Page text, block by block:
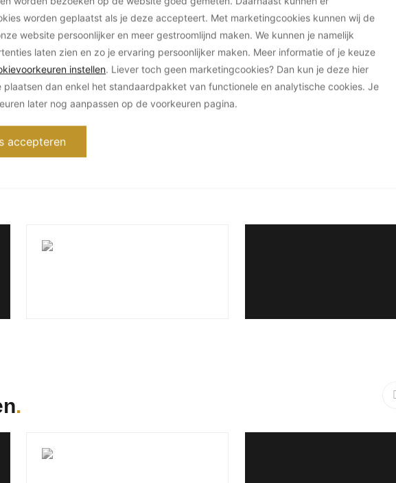
worden geplaatst als je deze accepteert. Met marketingcookies kunnen wij de
website persoonlijker en meer gestroomlijnd maken. We kunnen je namelijk
laten zien en zo je ervaring persoonlijker maken. Meer informatie of je keuze
instellen. Liever toch geen marketingcookies? Dan kun je deze hier
plaatsen dan enkel het standaardpakket van functionele en analytische cookies. Je
later nog aanpassen op de voorkeuren pagina.
accepteren